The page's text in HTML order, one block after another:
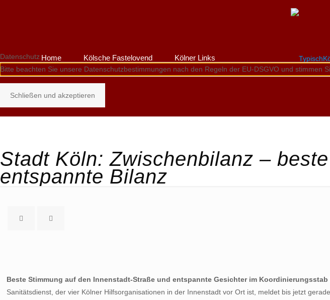
Home Kölsche Fastelovend Kölner Links
Stadt Köln: Zwischenbilanz –
entspannte Bilanz
Beste Stimmung auf den Innenstadt-Straße und entspannte Gesichter im
Sanitätsdienst, der vier Kölner Hilfsorganisationen in der Innenstadt vor Ort ist, meldet bis jetzt
Datenschutz
Bitte beachten Sie unsere Datenschutzbestimmungen nach den Regeln der EU-DSGVO und stimmen
Schließen und akzeptieren